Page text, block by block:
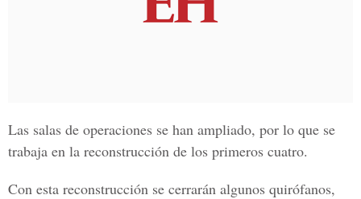
Las salas de operaciones se han ampliado, por lo que se
trabaja en la reconstrucción de los primeros cuatro.
Con esta reconstrucción se cerrarán algunos quirófanos,